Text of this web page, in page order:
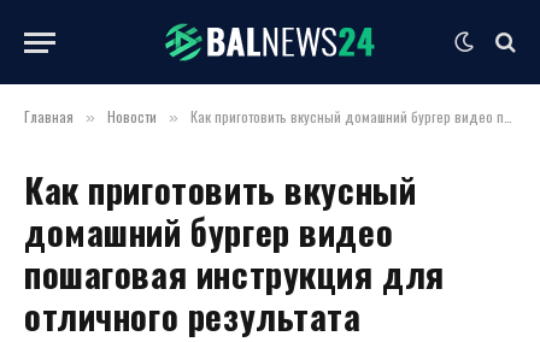
Главная » Новости » Как приготовить вкусный домашний бургер видео пошаговая инструкция для отличного результата
Как приготовить вкусный
домашний бургер видео
пошаговая инструкция для
отличного результата